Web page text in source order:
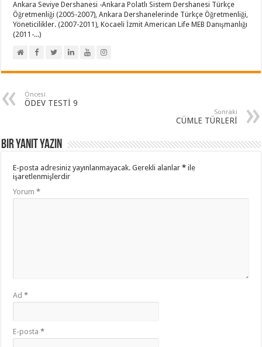
Ankara Seviye Dershanesi -Ankara Polatlı Sistem Dershanesi Türkçe
Öğretmenliği (2005-2007), Ankara Dershanelerinde Türkçe Öğretmenliği,
Yöneticilikler. (2007-2011), Kocaeli İzmit American Life MEB Danışmanlığı
(2011-...)
Öncesi
ÖDEV TESTİ 9
Sonraki
CÜMLE TÜRLERİ
Bir yanıt yazın
E-posta adresiniz yayınlanmayacak. Gerekli alanlar* ile
işaretlenmişlerdir
Yorum*
Ad*
E-posta*